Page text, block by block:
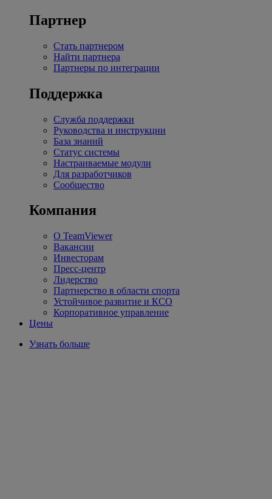
Партнер
Стать партнером
Найти партнера
Партнеры по интеграции
Поддержка
Служба поддержки
Руководства и инструкции
База знаний
Статус системы
Настраиваемые модули
Для разработчиков
Сообщество
Компания
О TeamViewer
Вакансии
Инвесторам
Пресс-центр
Лидерство
Партнерство в области спорта
Устойчивое развитие и КСО
Корпоративное управление
Цены
Узнать больше